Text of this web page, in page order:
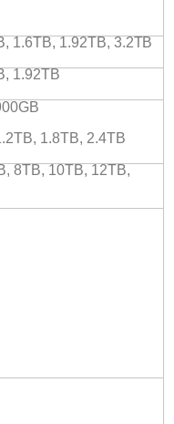
1.6TB, 1.92TB,3.2TB
1.92TB
1.8TB, 2.4TB
8TB, 10TB, 12TB,